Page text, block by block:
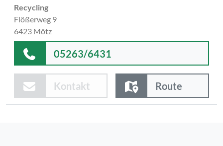
Recycling
Flößerweg 9
6423 Mötz
05263/6431
Kontakt Route